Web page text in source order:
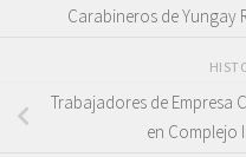
Carabineros de Yungay
Trabajadores de Empresa
en Complejo